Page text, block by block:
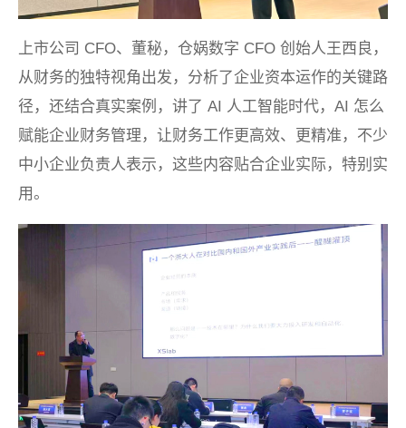
上市公司 CFO、董秘，仓娲数字 CFO 创始人王西良，
从财务的独特视角出发，分析了企业资本运作的关键路
径，还结合真实案例，讲了 AI 人工智能时代，AI 怎么
赋能企业财务管理，让财务工作更高效、更精准，不少
中小企业负责人表示，这些内容贴合企业实际，特别实
用。